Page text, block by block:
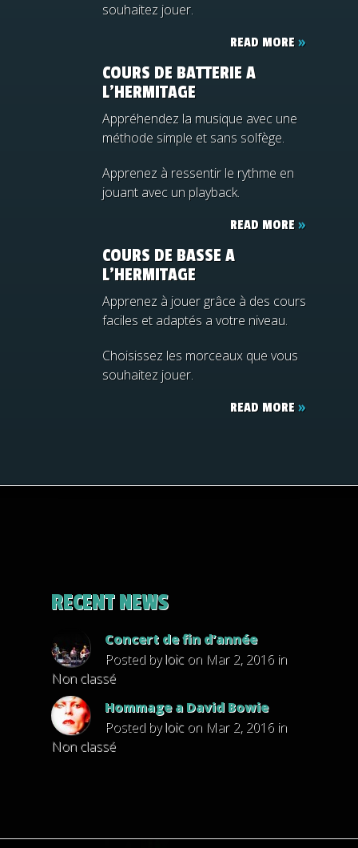
souhaitez jouer.
READ MORE »
COURS DE BATTERIE A
L’HERMITAGE
Appréhendez la musique avec une
méthode simple et sans solfège.
Apprenez à ressentir le rythme en
jouant avec un playback.
READ MORE »
COURS DE BASSE A
L’HERMITAGE
Apprenez à jouer grâce à des cours
faciles et adaptés a votre niveau.
Choisissez les morceaux que vous
souhaitez jouer.
READ MORE »
RECENT NEWS
Concert de fin d’année
Posted byloicon Mar 2, 2016 in
Non classé
Hommage a David Bowie
Posted byloicon Mar 2, 2016 in
Non classé